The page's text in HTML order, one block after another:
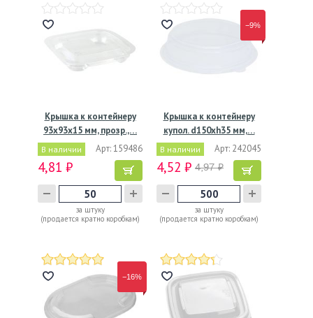
Крышка к контейнеру
93х93х15 мм, прозр.,…
В наличии Арт: 159486
4,81 ₽
за штуку
(продается кратно коробкам)
−9%
Крышка к контейнеру
купол. d150хh35 мм,…
В наличии Арт: 242045
4,52 ₽ 4,97 ₽
за штуку
(продается кратно коробкам)
−16%